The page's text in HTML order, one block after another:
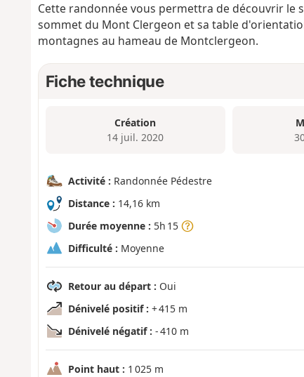
Cette randonnée vous permettra de découvrir le
sommet du Mont Clergeon et sa table
montagnes au hameau de Montclergeon.
Fiche technique
Création
14 juil. 2020
Activité : Randonnée Pédestre
Distance : 14,16 km
Durée moyenne : 5h 15
Difficulté : Moyenne
Retour au départ : Oui
Dénivelé positif : + 415 m
Dénivelé négatif : - 410 m
Point haut : 1 025 m